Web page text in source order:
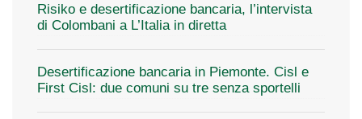
Risiko e desertificazione bancaria, l’intervista
di Colombani a L’Italia in diretta
Desertificazione bancaria in Piemonte. Cisl e
First Cisl: due comuni su tre senza sportelli